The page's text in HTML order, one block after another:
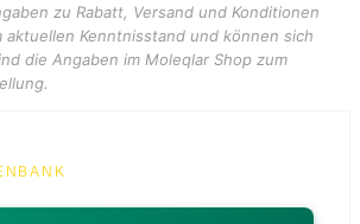
zu Rabatt, Versand und Konditionen
Kenntnisstand und können sich
die Angaben im Moleqlar Shop zum